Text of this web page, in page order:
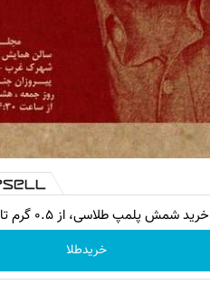
خرید شمش پلمپ طلاسی، از ۰.۵ گرم تا ۱۰ گرم
خریدطلا